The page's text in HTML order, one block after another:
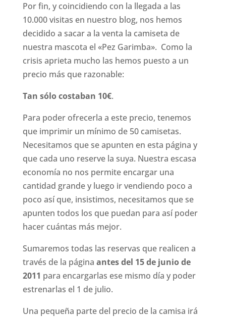
Por fin, y coincidiendo con la llegada a las
10.000 visitas en nuestro blog, nos hemos
decidido a sacar a la venta la camiseta de
nuestra mascota el «Pez Garimba». Como la
crisis aprieta mucho las hemos puesto a un
precio más que razonable:
Tan sólo costaban 10€.
Para poder ofrecerla a este precio, tenemos
que imprimir un mínimo de 50 camisetas.
Necesitamos que se apunten en esta página y
que cada uno reserve la suya. Nuestra escasa
economía no nos permite encargar una
cantidad grande y luego ir vendiendo poco a
poco así que, insistimos, necesitamos que se
apunten todos los que puedan para así poder
hacer cuántas más mejor.
Sumaremos todas las reservas que realicen a
través de la página antes del 15 de junio de
2011 para encargarlas ese mismo día y poder
estrenarlas el 1 de julio.
Una pequeña parte del precio de la camisa irá